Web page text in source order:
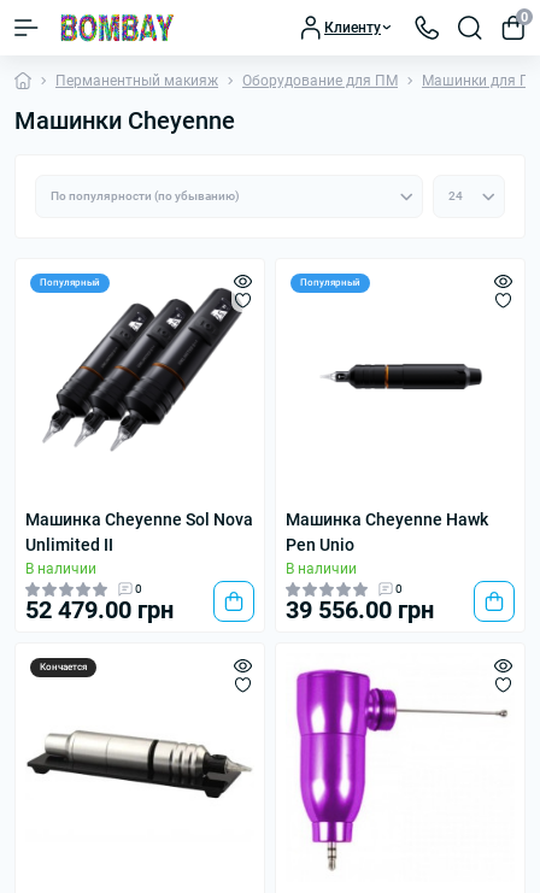
Клиенту
0
Перманентный макияж Оборудование для ПМ Машинки для
Машинки Cheyenne
Популярный
Машинка Cheyenne Sol Nova
Unlimited II
В наличии
0
52 479.00 грн
Популярный
Машинка Cheyenne Hawk
Pen Unio
В наличии
0
39 556.00 грн
Кончается